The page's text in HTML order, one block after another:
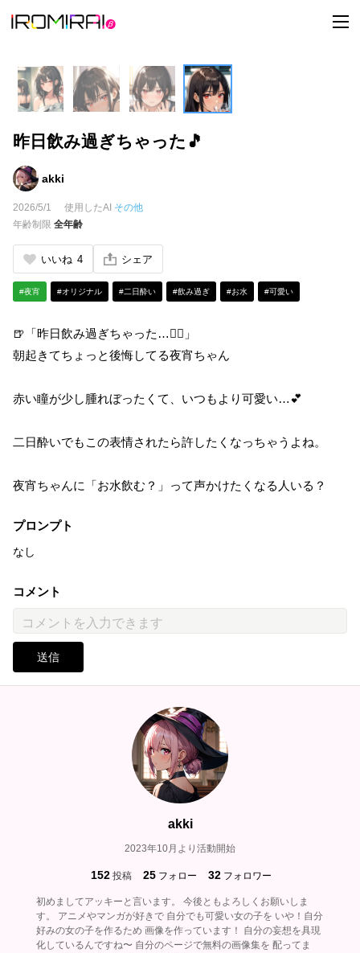
t
o
昨日飲み過ぎちゃった🎵
akki
2026/5/1 使用したAI その他
年齢制限 全年齢
いいね 4 シェア
#夜宵 #オリジナル #二日酔い #飲み過ぎ #お水 #可愛い
🍺「昨日飲み過ぎちゃった…😵‍💫」
朝起きてちょっと後悔してる夜宵ちゃん
赤い瞳が少し腫れぼったくて、いつもより可愛い…💕
二日酔いでもこの表情されたら許したくなっちゃうよね。
夜宵ちゃんに「お水飲む？」って声かけたくなる人いる？
プロンプト
なし
コメント
送信
akki
2023年10月より活動開始
152 投稿 25 フォロー 32 フォロワー
初めましてアッキーと言います。 今後ともよろしくお願いしま
す。 アニメやマンガが好きで 自分でも可愛い女の子を いや！自分
好みの女の子を作るため 画像を作っています！ 自分の妄想を具現
化しているんですね〜 自分のページで無料の画像集を 配ってま